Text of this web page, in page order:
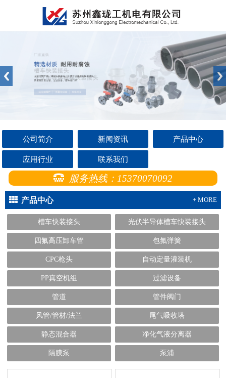
公司简介 新闻资讯 产品中心
应用行业 联系我们
服务热线：15370070092
产品中心 + MORE
槽车快装接头 光伏半导体槽车快装接头
四氟高压卸车管 包氟弹簧
CPC枪头 自动定量灌装机
PP真空机组 过滤设备
管道 管件阀门
风管/管材/法兰 尾气吸收塔
静态混合器 净化气液分离器
隔膜泵 泵浦